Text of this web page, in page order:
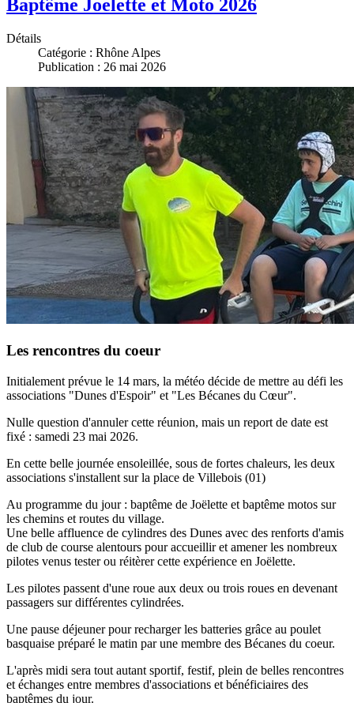
Baptême Joelette et Moto 2026
Détails
Catégorie : Rhône Alpes
Publication : 26 mai 2026
Les rencontres du coeur
Initialement prévue le 14 mars, la météo décide de mettre au défi les
associations "Dunes d'Espoir" et "Les Bécanes du Cœur".
Nulle question d'annuler cette réunion, mais un report de date est
fixé : samedi 23 mai 2026.
En cette belle journée ensoleillée, sous de fortes chaleurs, les deux
associations s'installent sur la place de Villebois (01)
Au programme du jour : baptême de Joëlette et baptême motos sur
les chemins et routes du village.
Une belle affluence de cylindres des Dunes avec des renforts d'amis
de club de course alentours pour accueillir et amener les nombreux
pilotes venus tester ou réitèrer cette expérience en Joëlette.
Les pilotes passent d'une roue aux deux ou trois roues en devenant
passagers sur différentes cylindrées.
Une pause déjeuner pour recharger les batteries grâce au poulet
basquaise préparé le matin par une membre des Bécanes du coeur.
L'après midi sera tout autant sportif, festif, plein de belles rencontres
et échanges entre membres d'associations et bénéficiaires des
baptêmes du jour.